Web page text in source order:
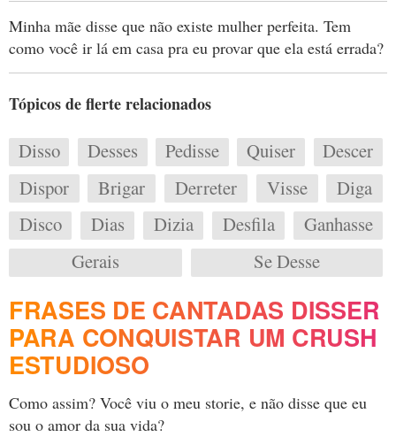
Minha mãe disse que não existe mulher perfeita. Tem
como você ir lá em casa pra eu provar que ela está errada?
Tópicos de flerte relacionados
Disso Desses Pedisse Quiser
Descer
Dispor
Brigar Derreter Visse
Diga
Disco
Dias Dizia Desfila
Ganhasse
Gerais
Se Desse
FRASES DE CANTADAS DISSER
PARA CONQUISTAR UM CRUSH
ESTUDIOSO
Como assim? Você viu o meu storie, e não disse que eu
sou o amor da sua vida?